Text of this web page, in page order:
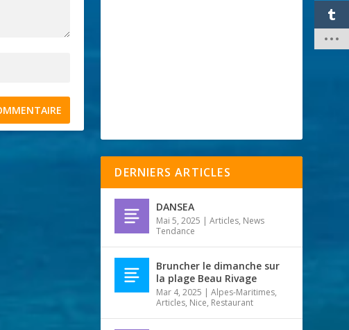
DERNIERS ARTICLES
DANSEA
Mai 5, 2025 |Articles, News
Tendance
Bruncher le dimanche sur
la plage Beau Rivage
Mar 4, 2025 |Alpes-Maritimes,
Articles, Nice, Restaurant